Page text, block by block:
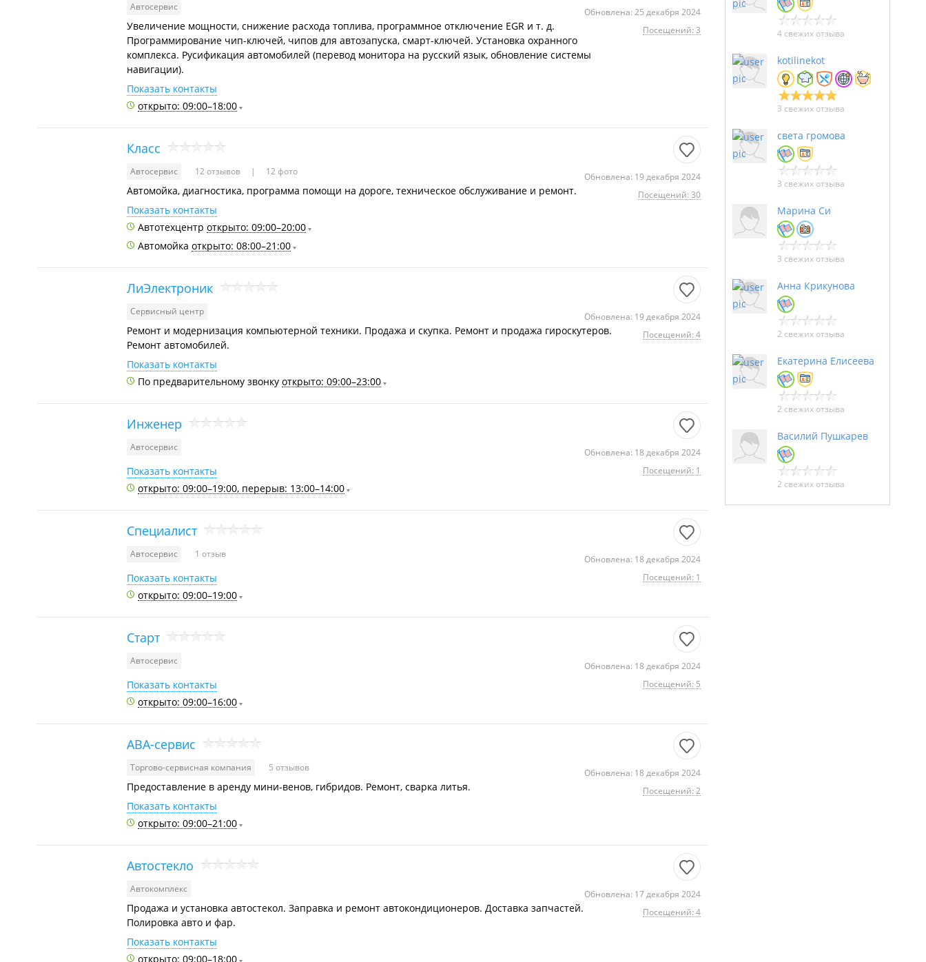
Автосервис
Обновлена: 25 декабря 2024
Посещений: 3
Увеличение мощности, снижение расхода топлива, программное отключение EGR и т. д.
Программирование чип-ключей, чипов для автозапуска, смарт-ключей. Установка охранного
комплекса. Русификация автомобилей (перевод монитора на русский язык, обновление системы
навигации).
Показать контакты
открыто: 09:00–18:00
Класс
Автосервис 12 отзывов 12 фото
Обновлена: 19 декабря 2024
Посещений: 30
Автомойка, диагностика, программа помощи на дороге, техническое обслуживание и ремонт.
Показать контакты
Автотехцентр открыто: 09:00–20:00
Автомойка открыто: 08:00–21:00
ЛиЭлектроник
Сервисный центр
Обновлена: 19 декабря 2024
Посещений: 4
Ремонт и модернизация компьютерной техники. Продажа и скупка. Ремонт и продажа гироскутеров.
Ремонт автомобилей.
Показать контакты
По предварительному звонку открыто: 09:00–23:00
Инженер
Автосервис
Обновлена: 18 декабря 2024
Посещений: 1
Показать контакты
открыто: 09:00–19:00, перерыв: 13:00–14:00
Специалист
Автосервис 1 отзыв
Обновлена: 18 декабря 2024
Посещений: 1
Показать контакты
открыто: 09:00–19:00
Старт
Автосервис
Обновлена: 18 декабря 2024
Посещений: 5
Показать контакты
открыто: 09:00–16:00
АВА-сервис
Торгово-сервисная компания 5 отзывов
Обновлена: 18 декабря 2024
Посещений: 2
Предоставление в аренду мини-венов, гибридов. Ремонт, сварка литья.
Показать контакты
открыто: 09:00–21:00
Автостекло
Автокомплекс
Обновлена: 17 декабря 2024
Посещений: 4
Продажа и установка автостекол. Заправка и ремонт автокондиционеров. Доставка запчастей.
Полировка авто и фар.
Показать контакты
открыто: 09:00–18:00
4 свежих отзыва
kotilinekot
3 свежих отзыва
света громова
3 свежих отзыва
Марина Си
3 свежих отзыва
Анна Крикунова
2 свежих отзыва
Екатерина Елисеева
2 свежих отзыва
Василий Пушкарев
2 свежих отзыва